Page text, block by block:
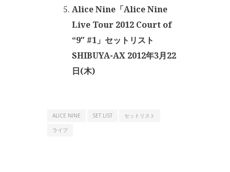
Alice Nine「Alice Nine
Live Tour 2012 Court of
“9″ #1」セットリスト
SHIBUYA-AX 2012年3月22
日(木)
ALICE NINE SET LIST
セットリスト
ライブ